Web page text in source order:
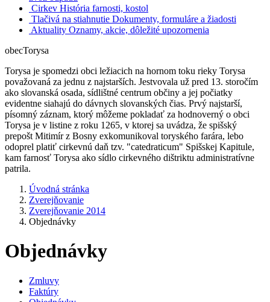
Cirkev História farnosti, kostol
Tlačivá na stiahnutie Dokumenty, formuláre a žiadosti
Aktuality Oznamy, akcie, dôležité upozornenia
obecTorysa
Torysa je spomedzi obci ležiacich na hornom toku rieky Torysa
považovaná za jednu z najstarších. Jestvovala už pred 13. storočím
ako slovanská osada, sídlištné centrum občiny a jej počiatky
evidentne siahajú do dávnych slovanských čias. Prvý najstarší,
písomný záznam, ktorý môžeme pokladať za hodnoverný o obci
Torysa je v listine z roku 1265, v ktorej sa uvádza, že spišský
prepošt Mitimír z Bosny exkomunikoval toryského farára, lebo
odoprel platiť cirkevnú daň tzv. "catedraticum" Spišskej Kapitule,
kam farnosť Torysa ako sídlo cirkevného dištriktu administratívne
patrila.
Úvodná stránka
Zverejňovanie
Zverejňovanie 2014
Objednávky
Objednávky
Zmluvy
Faktúry